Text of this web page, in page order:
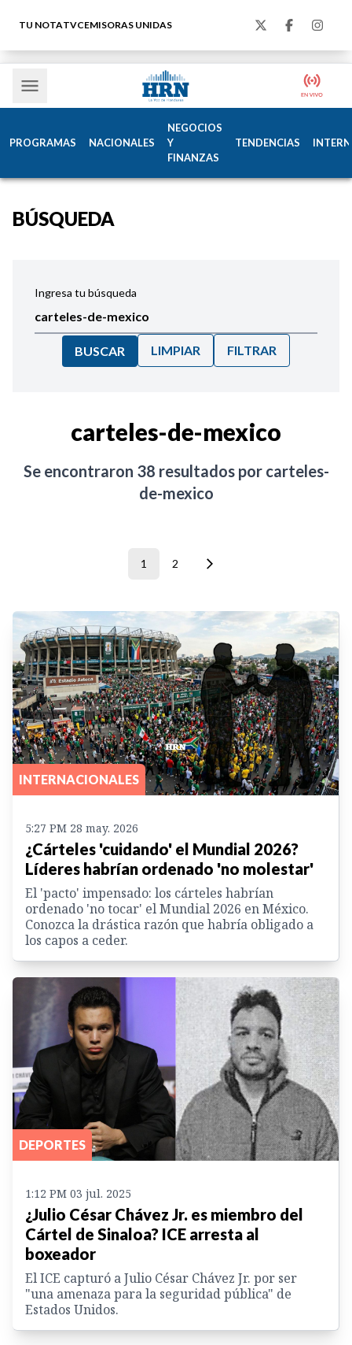
TU NOTATVCEMISORAS UNIDAS
PROGRAMAS NACIONALES
NEGOCIOS
Y
FINANZAS
TENDENCIAS
BÚSQUEDA
Ingresa tu búsqueda
BUSCAR LIMPIAR FILTRAR
carteles-de-mexico
Se encontraron 38 resultados por carteles-
de-mexico
1 2
INTERNACIONALES
5:27 PM 28 may. 2026
¿Cárteles 'cuidando' el Mundial 2026?
Líderes habrían ordenado 'no molestar'
El 'pacto' impensado: los cárteles habrían
ordenado 'no tocar' el Mundial 2026 en México.
Conozca la drástica razón que habría obligado a
los capos a ceder.
DEPORTES
1:12 PM 03 jul. 2025
¿Julio César Chávez Jr. es miembro del
Cártel de Sinaloa? ICE arresta al
boxeador
El ICE capturó a Julio César Chávez Jr. por ser
"una amenaza para la seguridad pública" de
Estados Unidos.